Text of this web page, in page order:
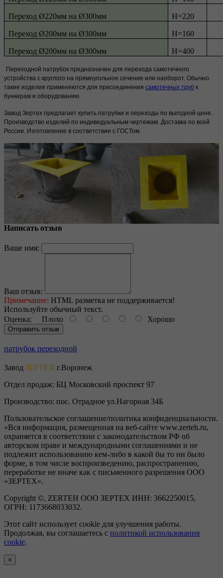
Переход Ø220мм на Ø300мм H=220
Переход Ø200мм на Ø300мм H=160
Переход Ø200мм на Ø300мм H=400
Переходной патрубок предназначен для перехода самотечного
устройства с круглого на прямоугольное сечение или наоборот. Обычно
такие изделия применяются для присоединения самотечных труб к
бункерам и оборудованию.
Завод Зертех предлагает купить патрубки и переходы по выгодной цене.
Производство изделий по индивидуальным чертежам. Доставка по всей
России. Изготовление в соответствии с ГОСТом.
Написать отзыв
Ваше имя:
Ваш отзыв:
Примечание: HTML разметка не поддерживается!
Используйте обычный текст.
Оценка: Плохо Хорошо
Отправить отзыв
патрубок переходной
Завод ЗЕРТЕХ г.Воронеж
Отдел продаж: БЦ Московский проспект 97
Производство: пос. Отрадное ул.Нагорная 34Б
Пользовательское соглашение/политика конфиденциальности.
«Вся информация, размещенная на веб-сайте www.zerteh.ru,
охраняется в соответствии с законодательством РФ об
авторском праве и международными соглашениями и не
подлежит использованию кем-либо в какой бы то ни было
форме, в том числе воспроизведению, распространению,
переработке не иначе как с письменного разрешения ООО
«ЗЕРТЕХ».
Copyright ©, ZERTEH ООО ЗЕРТЕХ ИНН: 3662250015,
ОГРН: 1173668033032.
Этот сайт использует cookie для улучшения работы.
Продолжая, вы соглашаетесь с политикой использования
cookie.
×